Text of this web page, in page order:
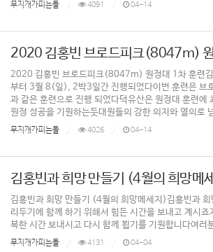
무지개가피는돌 4091 04-14
2020 김홍빈 브로드피크(8047m)
2020 김홍빈 브로드피크(8047m) 원정대 1차 훈련
부터 3월 8(일), 2박3일간 진행되었다​이번 훈련은 브
과 같은 훈련으로 진행 되었다덕유산은 원정대 훈련
원정 성공을 기원하는듯대원들의 강한 의지와 열의로
무지개가피는돌 4026 04-14
김홍빈과 희망 만들기 (4월의 희망메
김홍빈과 희망 만들기 (4월의 희망메세지)김홍빈과
리두기에 함께 하기 위해서 힘든 시간을 보내고 계시
복한 시간 보내시고 다시 함께 뵙기를 기원합니다여
무지개가피는돌 4131 04-04